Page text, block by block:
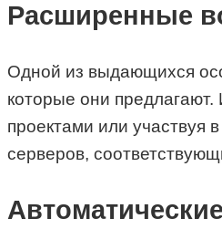
Расширенные
Одной из выдающихся
которые они
проектами или участвуя
серверов,